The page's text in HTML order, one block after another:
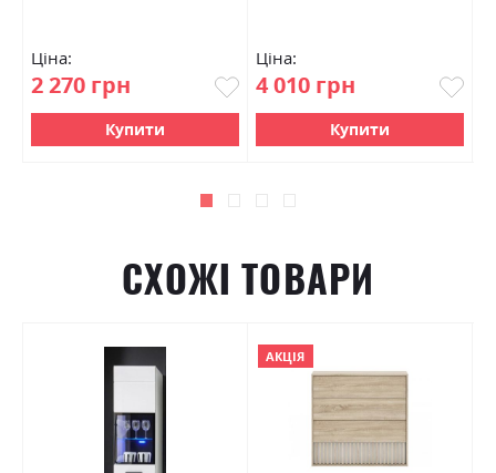
Ціна:
2 270 грн
Купити
Ціна:
4 010 грн
Купити
СХОЖІ ТОВАРИ
АКЦІЯ